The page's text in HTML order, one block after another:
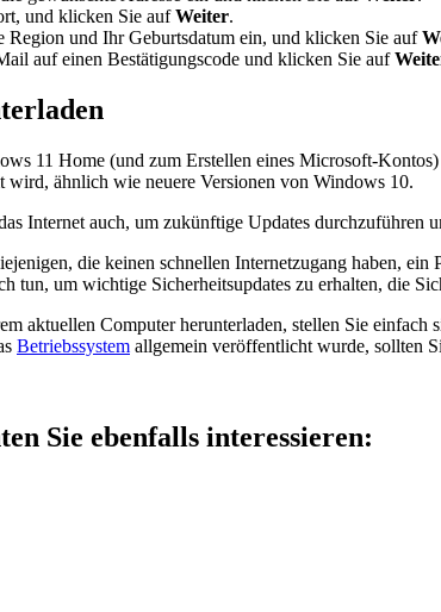
und klicken Sie aufWeiter.
Region und Ihr Geburtsdatum ein, und klicken Sie auf
auf einen Bestätigungscode und klicken Sie auf
11 Home (und zum Erstellen eines Microsoft-Kontos)
wird, ähnlich wie neuere Versionen von Windows 10.
Internet auch, um zukünftige Updates durchzuführen
die keinen schnellen Internetzugang haben,
tun, um wichtige Sicherheitsupdates zu erhalten, die
aktuellen Computer herunterladen, stellen Sie
Betriebssystem allgemein veröffentlicht wurde, sollten
Sie ebenfalls interessieren: